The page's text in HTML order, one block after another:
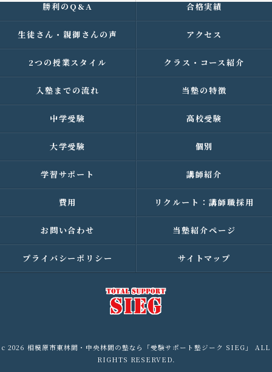
勝利のQ&A 合格実績
生徒さん・親御さんの声 アクセス
2つの授業スタイル クラス・コース紹介
入塾までの流れ 当塾の特徴
中学受験 高校受験
大学受験 個別
学習サポート 講師紹介
費用 リクルート：講師職採用
お問い合わせ 当塾紹介ページ
プライバシーポリシー サイトマップ
c 2026 相模原市東林間・中央林間の塾なら「受験サポート塾ジーク SIEG」 ALL
RIGHTS RESERVED.